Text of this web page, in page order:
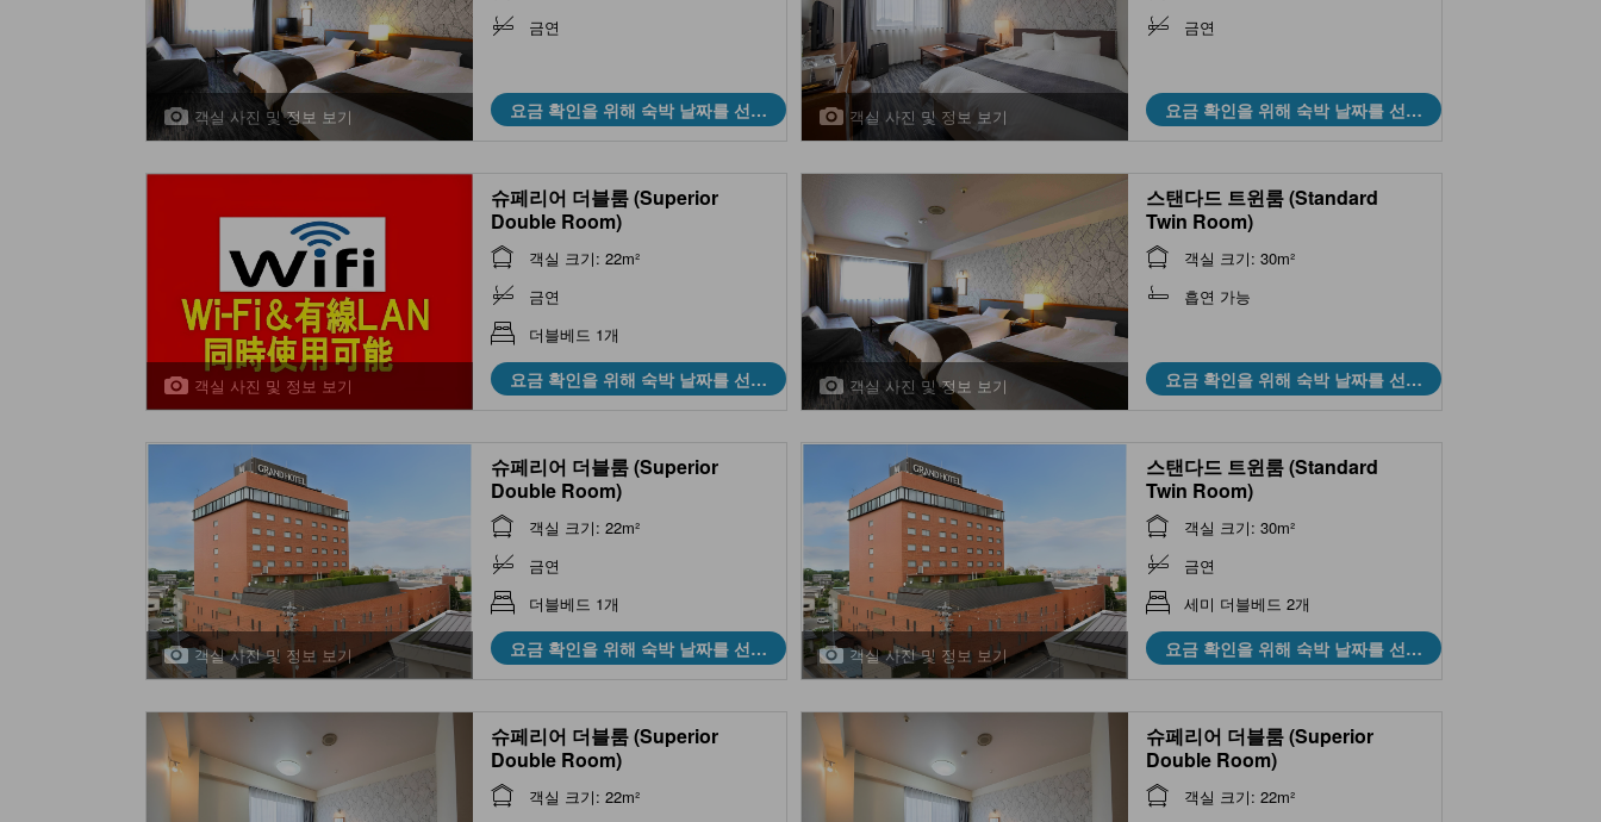
객실 사진 및 정보 보기
금연
요금 확인을 위해 숙박 날짜를 선택
하세요
객실 사진 및 정보 보기
금연
요금 확인을 위해 숙박 날짜를 선택
하세요
객실 사진 및 정보 보기
슈페리어 더블룸 (Superior
Double Room)
객실 크기: 22m²
금연
더블베드 1개
요금 확인을 위해 숙박 날짜를 선택
하세요
객실 사진 및 정보 보기
스탠다드 트윈룸 (Standard
Twin Room)
객실 크기: 30m²
흡연 가능
요금 확인을 위해 숙박 날짜를 선택
하세요
객실 사진 및 정보 보기
슈페리어 더블룸 (Superior
Double Room)
객실 크기: 22m²
금연
더블베드 1개
요금 확인을 위해 숙박 날짜를 선택
하세요
객실 사진 및 정보 보기
스탠다드 트윈룸 (Standard
Twin Room)
객실 크기: 30m²
금연
세미 더블베드 2개
요금 확인을 위해 숙박 날짜를 선택
하세요
슈페리어 더블룸 (Superior
Double Room)
객실 크기: 22m²
슈페리어 더블룸 (Superior
Double Room)
객실 크기: 22m²